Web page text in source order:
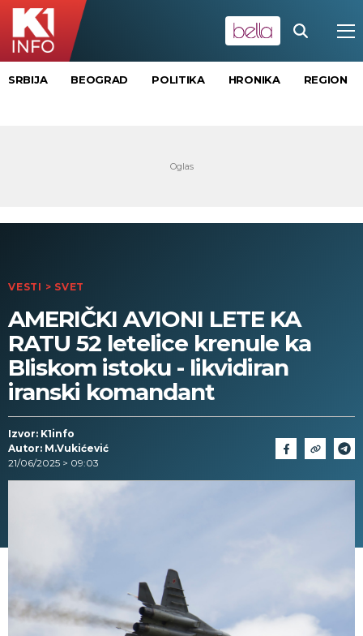
SRBIJA BEOGRAD POLITIKA HRONIKA REGION
VESTI > SVET
AMERIČKI AVIONI LETE KA
RATU 52 letelice krenule ka
Bliskom istoku - likvidiran
iranski komandant
Izvor: K1info
Autor: M.Vukićević
21/06/2025 > 09:03